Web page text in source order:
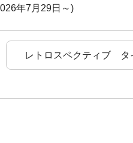
年7月29日～)
レトロスペクティブ タ